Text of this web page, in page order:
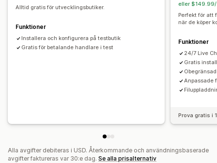
Lagertillgänglighet Visning av varor på lager
Automatiska uppdateringar
Alltid gratis för utvecklingsbutiker.
Funktioner
Installera och konfigurera på testbutik
Gratis för betalande handlare i test
eller $149.99/
Perfekt för att
när de köper
Funktioner
24/7 Live
Gratis
Anpassade
Prova gratis i
Alla avgifter debiteras i USD. Återkommande och användningsbaserade
avgifter faktureras var 30:e dag. Se alla prisalternativ